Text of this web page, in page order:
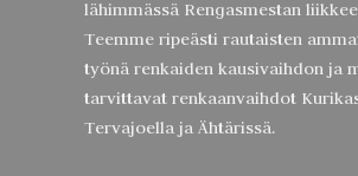
lähimmässä Rengasmestan
Teemme ripeästi rautaisten
työnä renkaiden kausivaihdon ja
tarvittavat renkaanvaihdot
Tervajoella ja Ähtärissä.